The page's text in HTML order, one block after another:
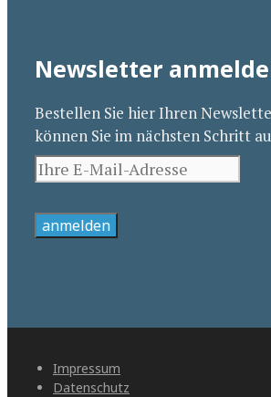
Newsletter
Bestellen Sie hier Ihren
können Sie im nächsten Schritt
Impressum
Datenschutz